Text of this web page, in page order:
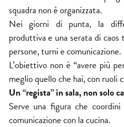
squadra non è organizzata.
Nei giorni di punta, la
produttiva e una serata di
persone, turni e comunicazione.
L’obiettivo non è “avere più
meglio quello che hai, con ruoli
Un “regista” in sala, non solo
Serve una figura che
comunicazione con la cucina.